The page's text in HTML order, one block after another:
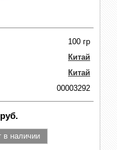
100 гр
Китай
Китай
00003292
руб.